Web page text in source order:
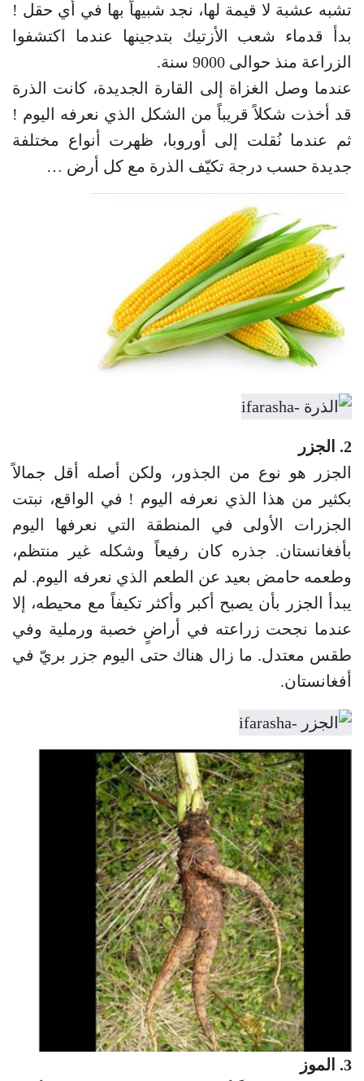
تشبه عشبة لا قيمة لها، نجد شبيهاً بها في أي حقل !
بدأ قدماء شعب الأزتيك بتدجينها عندما اكتشفوا
الزراعة منذ حوالى 9000 سنة.
عندما وصل الغزاة إلى القارة الجديدة، كانت الذرة
قد أخذت شكلاً قريباً من الشكل الذي نعرفه اليوم !
ثم عندما نُقلت إلى أوروبا، ظهرت أنواع مختلفة
جديدة حسب درجة تكيّف الذرة مع كل أرض …
2. الجزر
الجزر هو نوع من الجذور، ولكن أصله أقل جمالاً
بكثير من هذا الذي نعرفه اليوم ! في الواقع، نبتت
الجزرات الأولى في المنطقة التي نعرفها اليوم
بأفغانستان. جذره كان رفيعاً وشكله غير منتظم،
وطعمه حامض بعيد عن الطعم الذي نعرفه اليوم. لم
يبدأ الجزر بأن يصبح أكبر وأكثر تكيفاً مع محيطه، إلا
عندما نجحت زراعته في أراضٍ خصبة ورملية وفي
طقس معتدل. ما زال هناك حتى اليوم جزر بريّ في
أفغانستان.
3. الموز